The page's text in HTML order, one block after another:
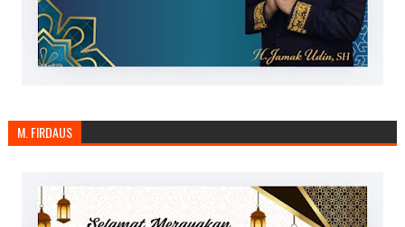
M. FIRDAUS